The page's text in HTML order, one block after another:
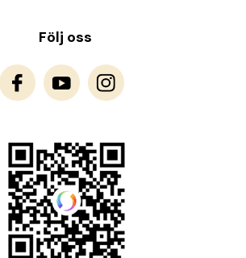
Följ oss